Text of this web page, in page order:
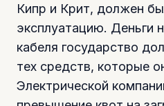
Кипр и Крит, должен
эксплуатацию. Деньги
кабеля государство
тех средств, которые
Электрической